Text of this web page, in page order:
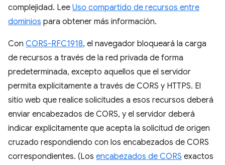
complejidad. Lee Uso compartido de recursos entre
dominios para obtener más información.
Con CORS-RFC1918, el navegador bloqueará la carga
de recursos a través de la red privada de forma
predeterminada, excepto aquellos que el servidor
permita explícitamente a través de CORS y HTTPS. El
sitio web que realice solicitudes a esos recursos deberá
enviar encabezados de CORS, y el servidor deberá
indicar explícitamente que acepta la solicitud de origen
cruzado respondiendo con los encabezados de CORS
correspondientes. (Los encabezados de CORS exactos